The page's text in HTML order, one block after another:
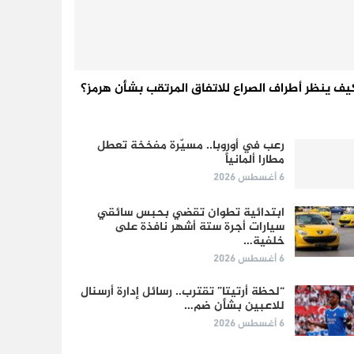
ينظر أطراف الصراع للاتفاق المرتقب بشأن هرمز؟
رعب في أوروبا.. مسيّرة مفخخة تعطل
مطارا ألمانياً
6 أغسطس 2026
ابتدائية تطوان تقضي بحبس سائقي
سيارات أجرة ستة أشهر نافذة على
خلفية…
6 أغسطس 2026
“لحظة أرتيتا” تقترب.. رسائل إدارة أرسنال
للاعبين بشأن ضم…
6 أغسطس 2026